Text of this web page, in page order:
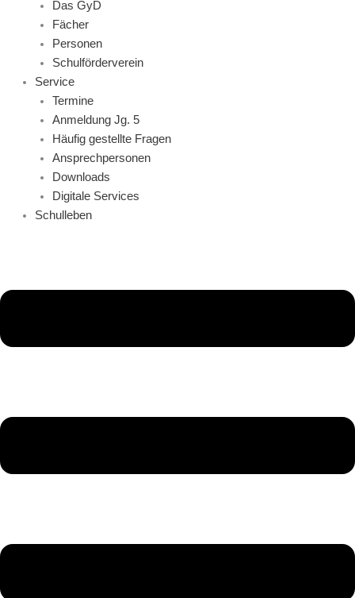
Das GyD
Fächer
Personen
Schulförderverein
Service
Termine
Anmeldung Jg. 5
Häufig gestellte Fragen
Ansprechpersonen
Downloads
Digitale Services
Schulleben